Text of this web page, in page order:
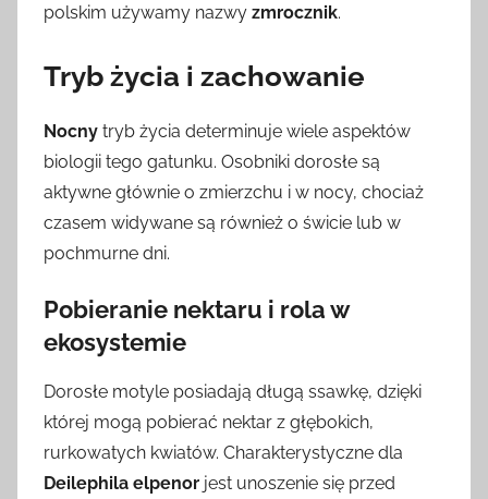
polskim używamy nazwy zmrocznik.
Tryb życia i zachowanie
Nocny tryb życia determinuje wiele aspektów
biologii tego gatunku. Osobniki dorosłe są
aktywne głównie o zmierzchu i w nocy, chociaż
czasem widywane są również o świcie lub w
pochmurne dni.
Pobieranie nektaru i rola w
ekosystemie
Dorosłe motyle posiadają długą ssawkę, dzięki
której mogą pobierać nektar z głębokich,
rurkowatych kwiatów. Charakterystyczne dla
Deilephila elpenor jest unoszenie się przed